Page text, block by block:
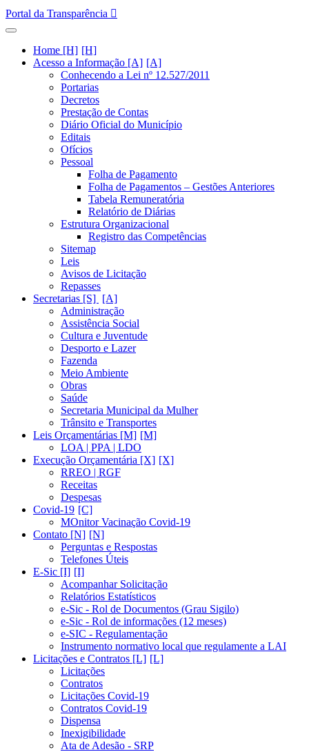
Portal da Transparência
Home [H]
Acesso a Informação [A]
Conhecendo a Lei nº 12.527/2011
Portarias
Decretos
Prestação de Contas
Diário Oficial do Município
Editais
Ofícios
Pessoal
Folha de Pagamento
Folha de Pagamentos – Gestões Anteriores
Tabela Remuneratória
Relatório de Diárias
Estrutura Organizacional
Registro das Competências
Sitemap
Leis
Avisos de Licitação
Repasses
Secretarias [S]
Administração
Assistência Social
Cultura e Juventude
Desporto e Lazer
Fazenda
Meio Ambiente
Obras
Saúde
Secretaria Municipal da Mulher
Trânsito e Transportes
Leis Orçamentárias [M]
LOA | PPA | LDO
Execução Orçamentária [X]
RREO | RGF
Receitas
Despesas
Covid-19
MOnitor Vacinação Covid-19
Contato [N]
Perguntas e Respostas
Telefones Úteis
E-Sic [I]
Acompanhar Solicitação
Relatórios Estatísticos
e-Sic - Rol de Documentos (Grau Sigilo)
e-Sic - Rol de informações (12 meses)
e-SIC - Regulamentação
Instrumento normativo local que regulamente a LAI
Licitações e Contratos [L]
Licitações
Contratos
Licitações Covid-19
Contratos Covid-19
Dispensa
Inexigibilidade
Ata de Adesão - SRP